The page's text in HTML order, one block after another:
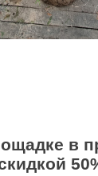
в